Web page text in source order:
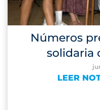
Números
solidaria
LEER